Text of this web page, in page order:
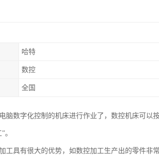
哈特
数控
全国
脑数字化控制的机床进行作业了，数控机床可
。
工具有很大的优势，如数控加工生产出的零件